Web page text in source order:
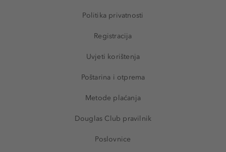
Politika privatnosti
Registracija
Uvjeti korištenja
Poštarina i otprema
Metode plaćanja
Douglas Club pravilnik
Poslovnice